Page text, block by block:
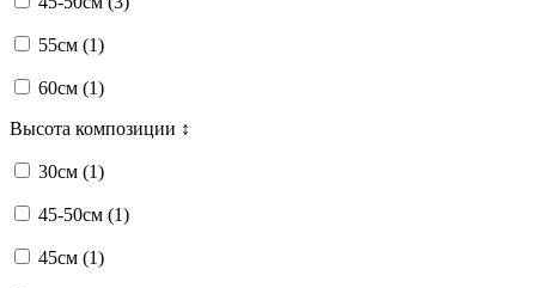
55см (1)
60см (1)
Высота композиции ↕
30см (1)
45-50см (1)
45см (1)